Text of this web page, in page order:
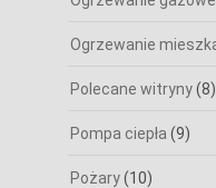
Ogrzewanie
Polecane witryny(8)
Pompa ciepła (9)
Pożary(10)